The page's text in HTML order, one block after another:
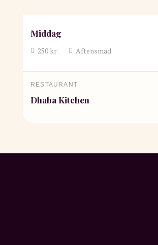
Middag
250kr. Aftensmad
RESTAURANT
Dhaba Kitchen